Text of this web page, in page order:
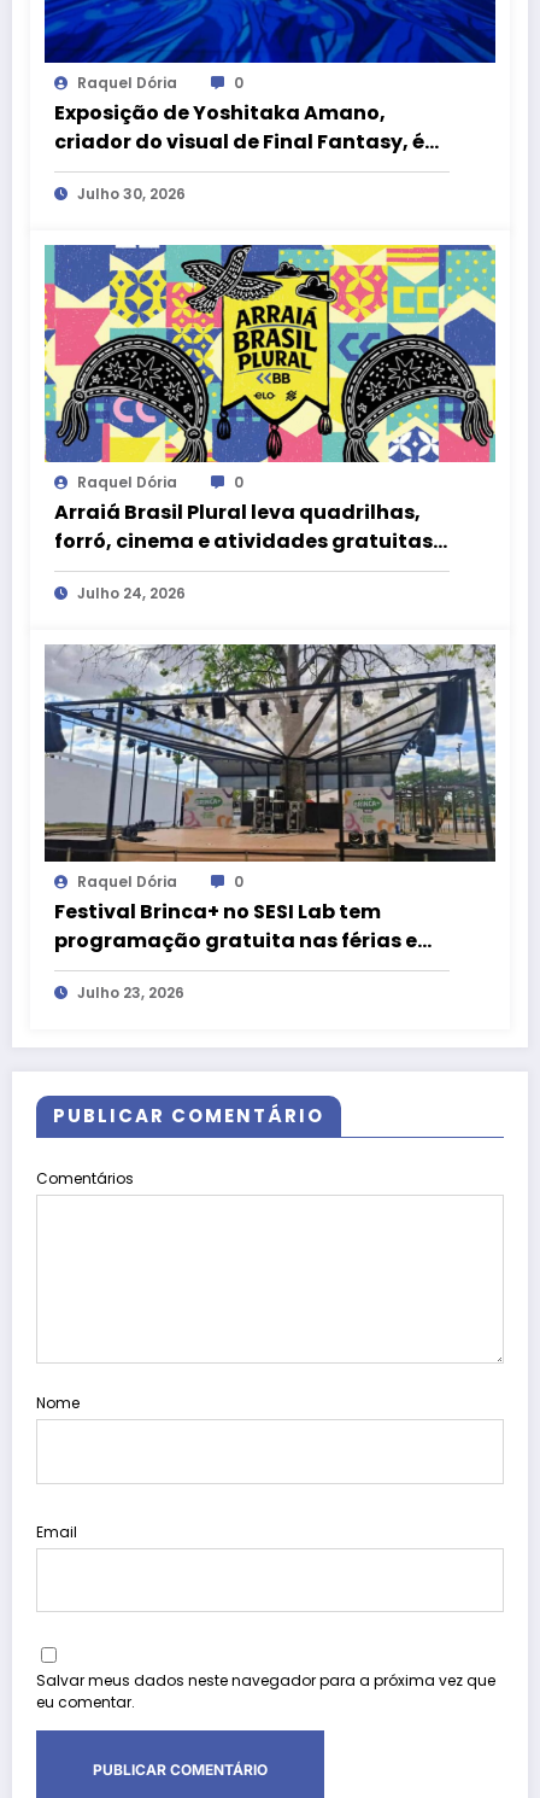
Raquel Dória 0
Exposição de Yoshitaka Amano,
criador do visual de Final Fantasy, é
atração gratuita no CCBB Brasília
Julho 30, 2026
Raquel Dória 0
Arraiá Brasil Plural leva quadrilhas,
forró, cinema e atividades gratuitas
ao CCBB Brasília
Julho 24, 2026
Raquel Dória 0
Festival Brinca+ no SESI Lab tem
programação gratuita nas férias em
Brasília
Julho 23, 2026
PUBLICAR COMENTÁRIO
Comentários
Nome
Email
Salvar meus dados neste navegador para a próxima vez que
eu comentar.